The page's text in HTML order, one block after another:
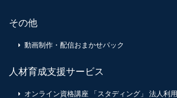
その他
動画制作・配信おまかせパック
人材育成支援サービス
オンライン資格講座 「スタディング」 法人利用